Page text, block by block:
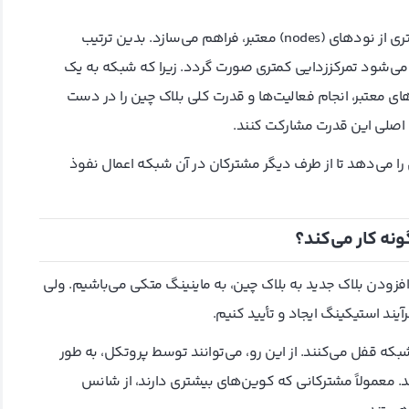
مدل dpos، امکان دستیابی به توافق نظر یا اجماع را با تعداد کمتری از نودهای (nodes) معتبر، فراهم می‌سازد. بدین ترتیب
تمرکززدایی کمتری صورت گردد. زیرا که شبکه به یک
معتبر، انجام فعالیت‌ها و قدرت کلی بلاک چین را در دست
اصلی این قدرت مشارکت کنند.
را می‌دهد تا از طرف دیگر مشترکان در آن شبکه اعمال نفوذ
کار می‌کند؟
افزودن بلاک جدید به بلاک چین، به ماینینگ متکی می‌باشیم. ولی
استیکینگ ایجاد و تأیید کنیم.
قفل می‌کنند. از این رو، می‌توانند توسط پروتکل، به طور
مشترکانی که کوین‌های بیشتری دارند، از شانس